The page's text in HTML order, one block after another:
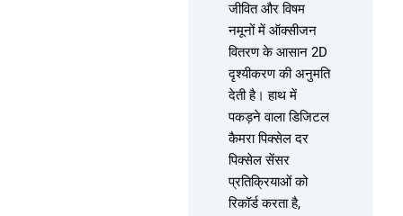
जीवित और विषम
नमूनों में ऑक्सीजन
वितरण के आसान 2D
दृश्यीकरण की अनुमति
देती है। हाथ में
पकड़ने वाला डिजिटल
कैमरा पिक्सेल दर
पिक्सेल सेंसर
प्रतिक्रियाओं को
रिकॉर्ड करता है,